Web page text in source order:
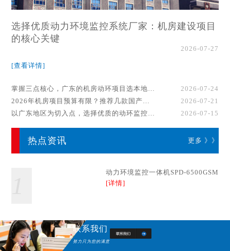
选择优质动力环境监控系统厂家：机房建设项目
的核心关键
2026-07-27
[查看详情]
掌握三点核心，广东的机房动环项目选本地厂家事半功倍！
2026-07-24
2026年机房项目预算有限？推荐几款国产动环监控系统品牌
2026-07-21
以广东地区为切入点，选择优质的动环监控系统厂家
2026-07-15
热点资讯 更多 》》
动力环境监控一体机SPD-6500GSM
[详情]
联系我们
努力只为您的满意